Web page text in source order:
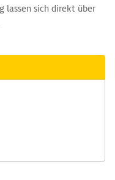
lassen sich direkt über